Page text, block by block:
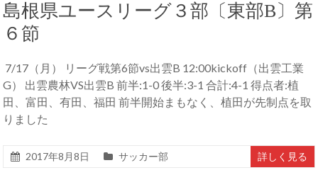
島根県ユースリーグ３部〔東部B〕第
６節
7/17（月） リーグ戦第6節vs出雲B 12:00kickoff（出雲工業
G） 出雲農林VS出雲B 前半:1-0 後半:3-1 合計:4-1 得点者:植
田、富田、有田、福田 前半開始まもなく、植田が先制点を取
りました
2017年8月8日 サッカー部 詳しく見る